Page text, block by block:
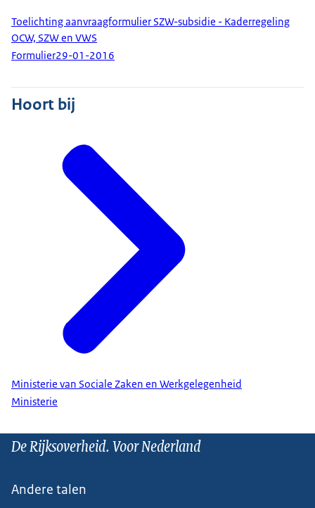
Toelichting aanvraagformulier SZW-subsidie - Kaderregeling
OCW, SZW en VWS
Formulier29-01-2016
Hoort bij
Ministerie van Sociale Zaken en Werkgelegenheid
Ministerie
De Rijksoverheid. Voor Nederland
Andere talen